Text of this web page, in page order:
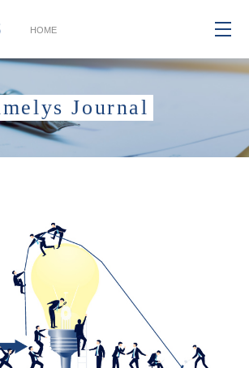
HOME
Journal